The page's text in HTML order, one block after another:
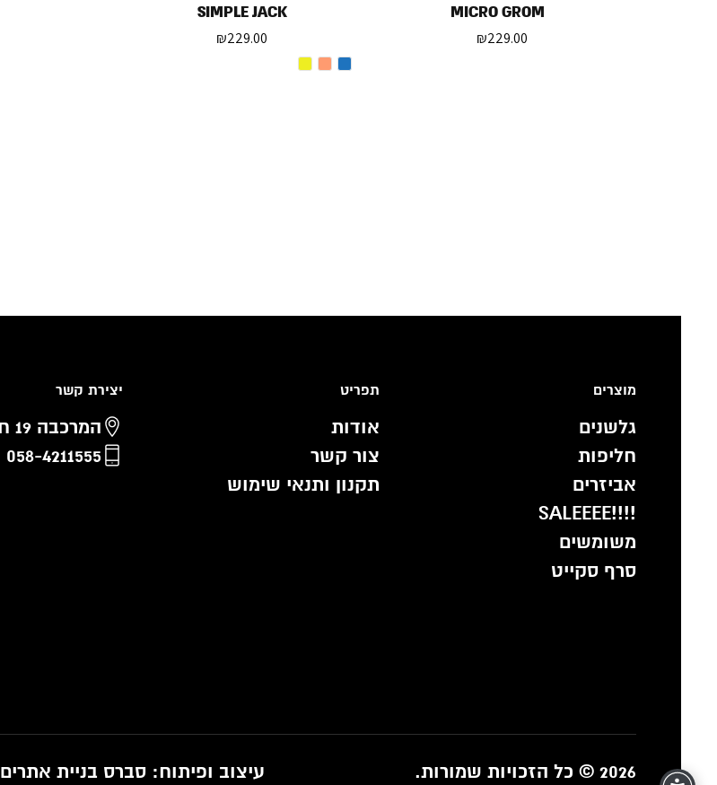
MICRO GROM
₪229.00
SIMPLE JACK
₪229.00
מוצרים
גלשנים
חליפות
אביזרים
!!!!SALEEEE
משומשים
סרף סקייט
תפריט
אודות
צור קשר
תקנון ותנאי שימוש
יצירת קשר
המרכבה 19 חולון
058-4211555
2026 © כל הזכויות שמורות. עיצוב ופיתוח:סברס בניית אתרים